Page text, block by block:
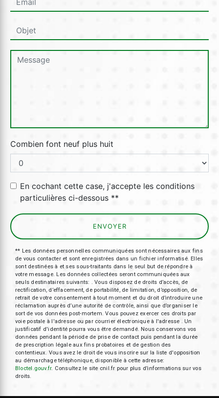
Combien font neuf plus huit
En cochant cette case, j'accepte les conditions
particulières ci-dessous **
ENVOYER
** Les données personnelles communiquées sont nécessaires aux fins
de vous contacter et sont enregistrées dans un fichier informatisé. Elles
sont destinées à et ses sous-traitants dans le seul but de répondre à
votre message. Les données collectées seront communiquées aux
seuls destinataires suivants: . Vous disposez de droits d’accès, de
rectification, d’effacement, de portabilité, de limitation, d’opposition, de
retrait de votre consentement à tout moment et du droit d’introduire une
réclamation auprès d’une autorité de contrôle, ainsi que d’organiser le
sort de vos données post-mortem. Vous pouvez exercer ces droits par
voie postale à l'adresse ou par courrier électronique à l'adresse . Un
justificatif d'identité pourra vous être demandé. Nous conservons vos
données pendant la période de prise de contact puis pendant la durée
de prescription légale aux fins probatoires et de gestion des
contentieux. Vous avez le droit de vous inscrire sur la liste d'opposition
au démarchage téléphonique, disponible à cette adresse:
Bloctel.gouv.fr. Consultez le site cnil.fr pour plus d’informations sur vos
droits.